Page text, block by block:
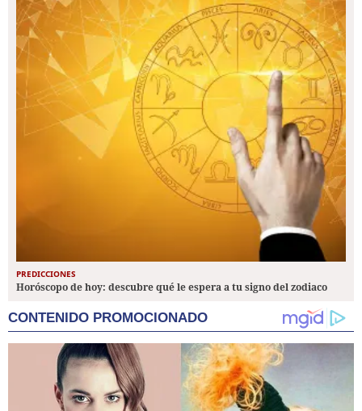
PREDICCIONES
Horóscopo de hoy: descubre qué le espera a tu signo del zodiaco
CONTENIDO PROMOCIONADO